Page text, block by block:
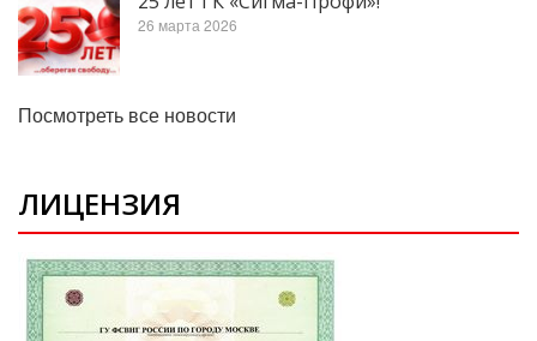
26 марта 2026
Посмотреть все новости
ЛИЦЕНЗИЯ